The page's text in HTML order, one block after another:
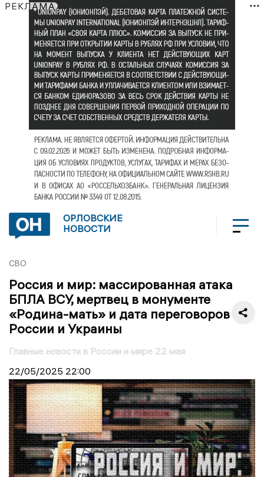
РЕКЛАМА
ОРЛОВСКИЕ
НОВОСТИ
СВО
Россия и мир: массированная атака
БПЛА ВСУ, мертвец в монументе
«Родина-мать» и дата переговоров
России и Украины
Главные новости в России и мире 22 мая
22/05/2025 22:00